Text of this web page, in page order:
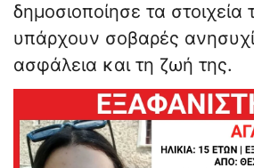
δημοσιοποίησε τα
υπάρχουν σοβαρές
ασφάλεια και τη ζωή της.